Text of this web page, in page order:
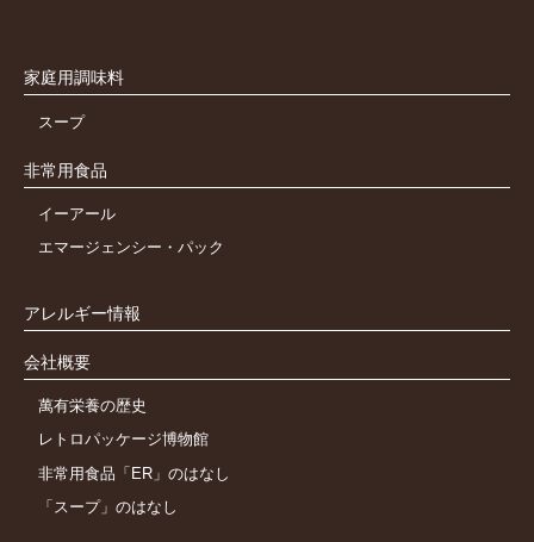
家庭用調味料
スープ
非常用食品
イーアール
エマージェンシー・パック
アレルギー情報
会社概要
萬有栄養の歴史
レトロパッケージ博物館
非常用食品「ER」のはなし
「スープ」のはなし